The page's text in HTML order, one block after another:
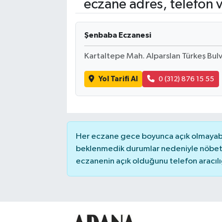
eczane adres, telefon
Şenbaba Eczanesi
Kartaltepe Mah. Alparslan Türkeş
Yol Tarifi Al 0 (312) 876 15 55
Her eczane gece boyunca açık
beklenmedik durumlar nedeniyle
eczanenin açık olduğunu telefon